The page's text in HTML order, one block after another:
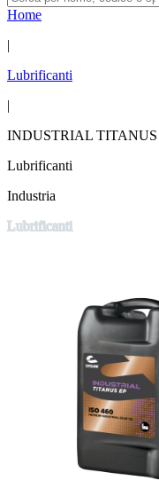
Home
|
Lubrificanti
|
INDUSTRIAL TITANUS
Lubrificanti
Industria
Lubrificanti